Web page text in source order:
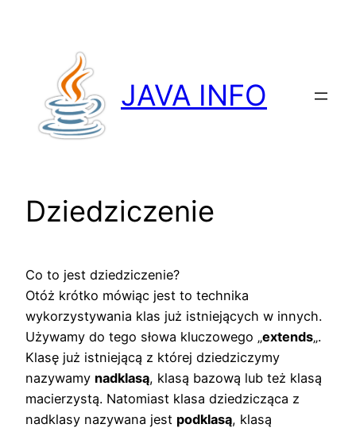
JAVA INFO
Dziedziczenie
Co to jest dziedziczenie?
Otóż krótko mówiąc jest to technika
wykorzystywania klas już istniejących w innych.
Używamy do tego słowa kluczowego „extends„.
Klasę już istniejącą z której dziedziczymy
nazywamy nadklasą, klasą bazową lub też klasą
macierzystą. Natomiast klasa dziedzicząca z
nadklasy nazywana jest podklasą, klasą